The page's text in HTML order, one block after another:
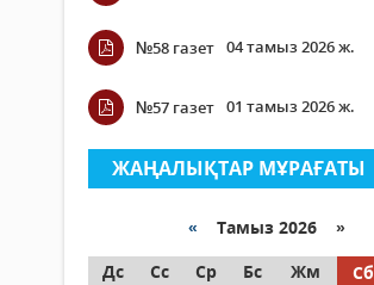
№58 газет 04 тамыз 2026 ж.
№57 газет 01 тамыз 2026 ж.
ЖАҢАЛЫҚТАР МҰРАҒАТЫ
« Тамыз 2026 »
Дс
Сс Ср Бс Жм Сб